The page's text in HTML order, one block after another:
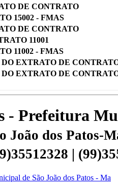
DE CONTRATO
15002 - FMAS
DE CONTRATO
11001
11002 - FMAS
EXTRATO DE
EXTRATO DE
- Prefeitura
João dos Patos-
|
de São João dos Patos - Ma